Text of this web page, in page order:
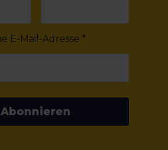
E-Mail-Adresse *
Abonnieren